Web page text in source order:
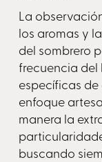
La
los aromas y
del sombrero
frecuencia del
específicas
enfoque
manera la
buscando